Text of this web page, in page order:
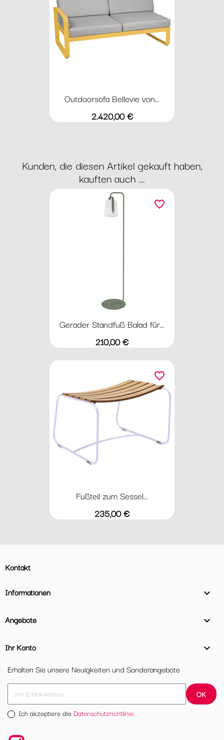
Outdoorsofa Bellevie von...
Preis
2.420,00 €
Kunden, die diesen Artikel gekauft haben,
kauften auch ...
Gerader Standfuß Balad für...
Preis
210,00 €
favorite_border
Fußteil zum Sessel...
Preis
235,00 €
favorite_border
Kontakt
Informationen 
Angebote 
Ihr Konto

Erhalten Sie unsere Neuigkeiten und Sonderangebote
Ich akzeptiere die Datenschutzrichtlinie.